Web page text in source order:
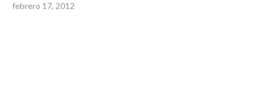
febrero 17, 2012